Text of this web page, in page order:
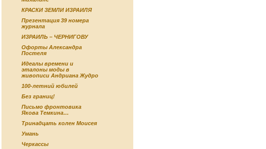
КРАСКИ ЗЕМЛИ ИЗРАИЛЯ
Презентация 39 номера
журнала
ИЗРАИЛЬ – ЧЕРНИГОВУ
Офорты Александра
Постеля
Идеалы времени и
эталоны моды в
живописи Андриана Жудро
100-летний юбилей
Без границ!
Письмо фронтовика
Якова Темкина…
Тринадцать колен Моисея
Умань
Черкассы